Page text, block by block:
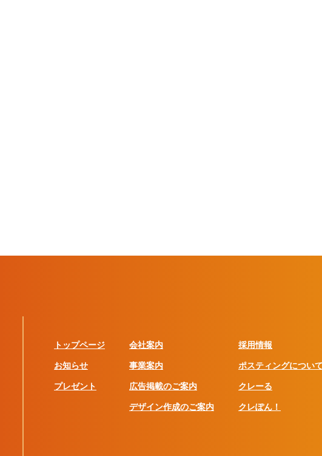
トップページ
お知らせ
プレゼント
会社案内
事業案内
広告掲載のご案内
デザイン作成のご案内
採用情報
ポスティングについて
クレーる
クレぽん！